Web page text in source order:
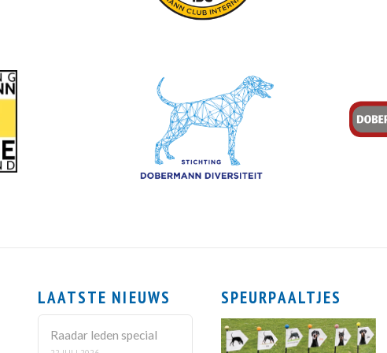
LAATSTE NIEUWS
Raadar leden special
SPEURPAALTJES